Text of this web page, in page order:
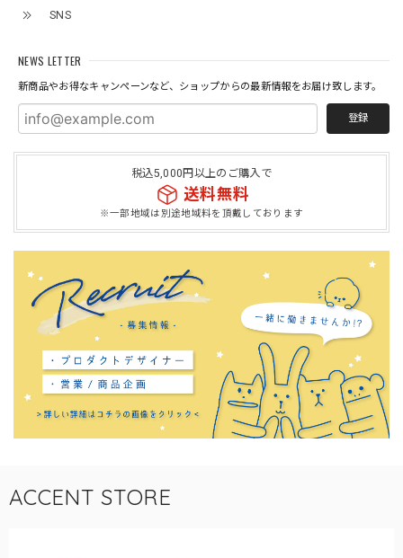
SNS
NEWS LETTER
新商品やお得なキャンペーンなど、ショップからの最新情報をお届け致します。
登録
税込5,000円以上のご購入で
送料無料
※一部地域は別途地域料を頂戴しております
ACCENT STORE